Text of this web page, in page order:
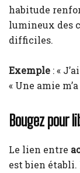
habitude
lumineux des
difficiles.
Exemple : «
« Une amie
Bougez pour
Le lien entre
est bien